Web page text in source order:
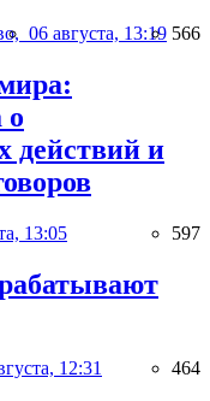
06 августа, 13:19 566
о
действий и
13:05 597
12:31 464